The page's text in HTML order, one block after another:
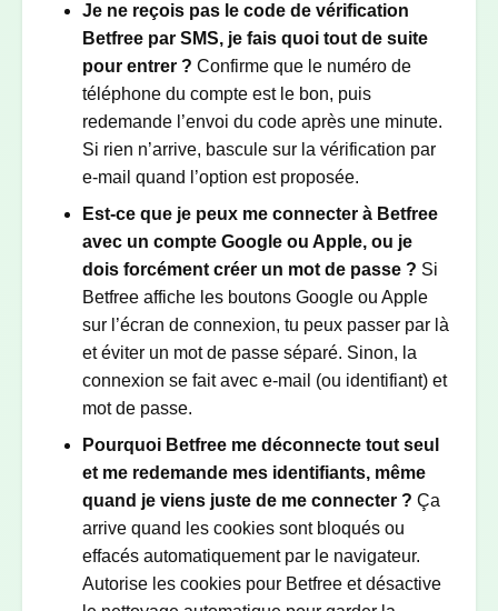
Je ne reçois pas le code de vérification
Betfree par SMS, je fais quoi tout de suite
pour entrer ? Confirme que le numéro de
téléphone du compte est le bon, puis
redemande l’envoi du code après une minute.
Si rien n’arrive, bascule sur la vérification par
e-mail quand l’option est proposée.
Est-ce que je peux me connecter à Betfree
avec un compte Google ou Apple, ou je
dois forcément créer un mot de passe ? Si
Betfree affiche les boutons Google ou Apple
sur l’écran de connexion, tu peux passer par là
et éviter un mot de passe séparé. Sinon, la
connexion se fait avec e-mail (ou identifiant) et
mot de passe.
Pourquoi Betfree me déconnecte tout seul
et me redemande mes identifiants, même
quand je viens juste de me connecter ? Ça
arrive quand les cookies sont bloqués ou
effacés automatiquement par le navigateur.
Autorise les cookies pour Betfree et désactive